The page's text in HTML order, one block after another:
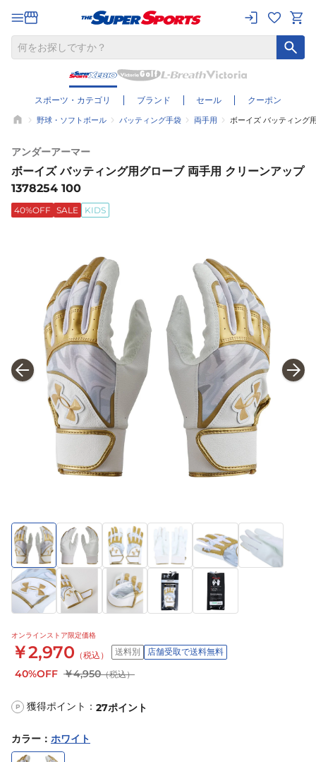
スポーツ・カテゴリ ブランド セール クーポン
野球・ソフトボール バッティング手袋 両手用 ボーイズ バッティング
アンダーアーマー
ボーイズ バッティング用グローブ 両手用 クリーンアップ
1378254 100
40%OFF SALE KIDS
オンラインストア限定価格
￥2,970 （税込） 送料別 店舗受取で送料無料
40%OFF ￥4,950（税込）
P 獲得ポイント： 27ポイント
カラー ： ホワイト